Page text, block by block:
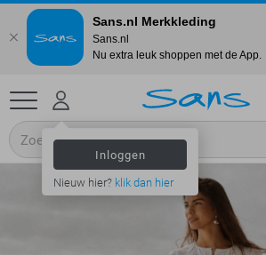
Inloggen
Nieuw hier? klik dan hier
Sans.nl Merkkleding
Sans.nl
Nu extra leuk shoppen met de App.